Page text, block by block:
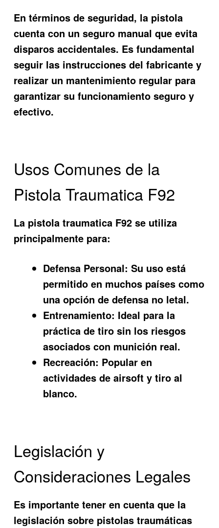
En términos de seguridad, la pistola
cuenta con un seguro manual que evita
disparos accidentales. Es fundamental
seguir las instrucciones del fabricante y
realizar un mantenimiento regular para
garantizar su funcionamiento seguro y
efectivo.
Usos Comunes de la
Pistola Traumatica F92
La pistola traumatica F92 se utiliza
principalmente para:
Defensa Personal: Su uso está
permitido en muchos países como
una opción de defensa no letal.
Entrenamiento: Ideal para la
práctica de tiro sin los riesgos
asociados con munición real.
Recreación: Popular en
actividades de airsoft y tiro al
blanco.
Legislación y
Consideraciones Legales
Es importante tener en cuenta que la
legislación sobre pistolas traumáticas